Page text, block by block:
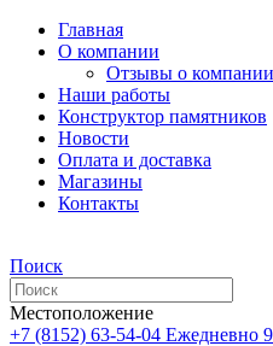
Главная
О компании
Отзывы о компании
Наши работы
Конструктор памятников
Новости
Оплата и доставка
Магазины
Контакты
Поиск
Местоположение
+7 (8152) 63-54-04 Ежедневно